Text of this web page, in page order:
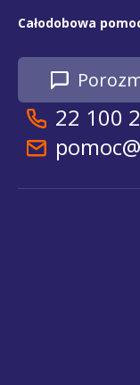
Całodobowa
22 100